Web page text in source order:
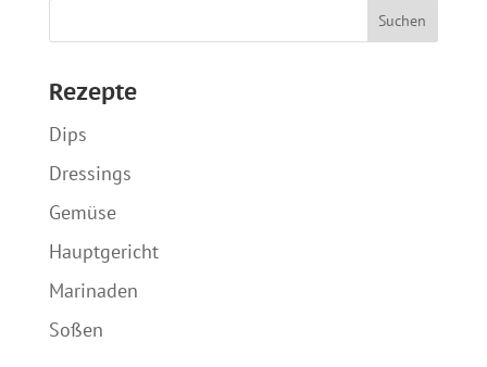
Rezepte
Dips
Dressings
Gemüse
Hauptgericht
Marinaden
Soßen